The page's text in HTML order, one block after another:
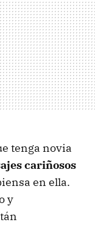
tenga novia
cariñosos
en ella.
y